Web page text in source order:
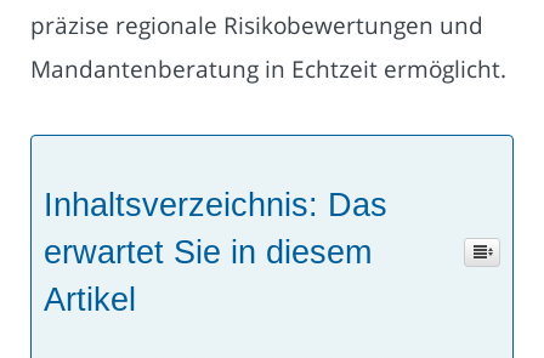
präzise regionale Risikobewertungen und
Mandantenberatung in Echtzeit ermöglicht.
Inhaltsverzeichnis: Das
erwartet Sie in diesem
Artikel